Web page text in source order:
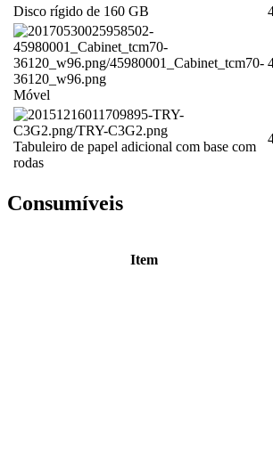
Disco rígido de 160 GB
Móvel
Tabuleiro de papel adicional com base com
rodas
Consumíveis
Item